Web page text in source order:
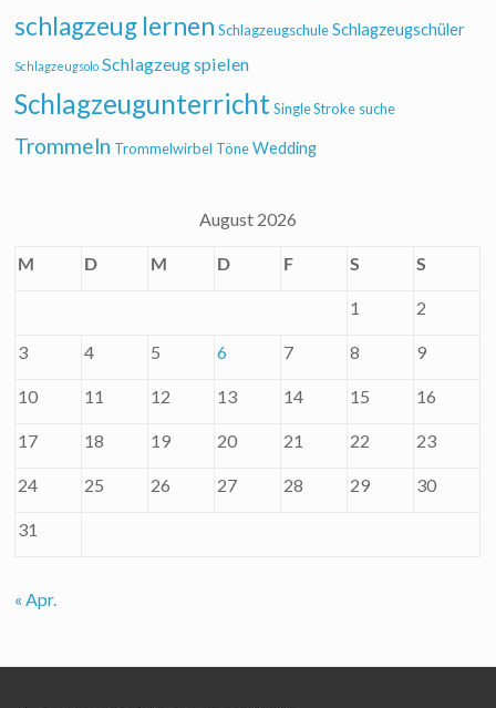
schlagzeug lernen Schlagzeugschule Schlagzeugschüler
Schlagzeugsolo Schlagzeug spielen
Schlagzeugunterricht Single Stroke suche
Trommeln Trommelwirbel Töne Wedding
August 2026
M D M D F S S
1 2
3 4 5 6 7 8 9
10 11 12 13 14 15 16
17 18 19 20 21 22 23
24 25 26 27 28 29 30
31
« Apr.